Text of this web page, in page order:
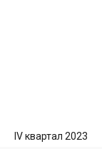
IV квартал 2023